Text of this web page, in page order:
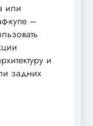
или
купе –
и
задних